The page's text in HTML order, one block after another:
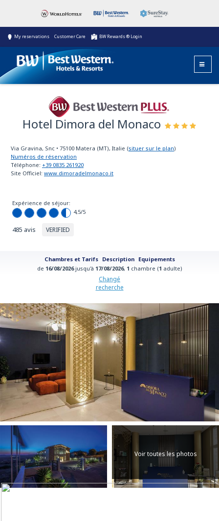
My reservations Customer Care BW Rewards ® Login
Best Western Plus
Hotel Dimora del Monaco
Via Gravina, Snc • 75100 Matera (MT), Italie (situer sur le plan)
Numéros de réservation
Téléphone: +39 0835 261920
Site Officiel: www.dimoradelmonaco.it
Expérience de séjour:
4,5/5
485 avis VERIFIED
Chambres et Tarifs Description
Equipements
de 16/08/2026jusqu'à 17/08/2026, 1 chambre (1 adulte)
Changé
recherche
Voir toutes les photos